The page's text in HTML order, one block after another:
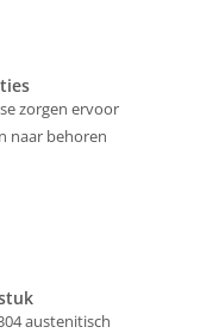
zorgen ervoor
naar behoren
austenitisch